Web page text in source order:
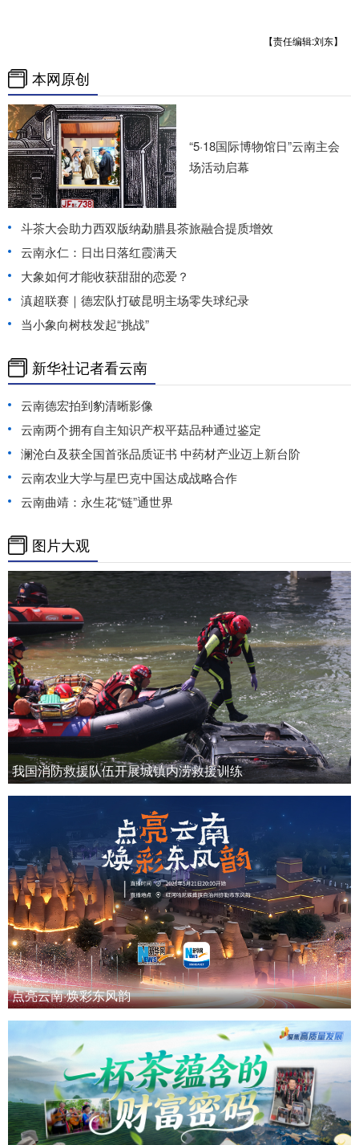
【责任编辑:刘东】
本网原创
“5·18国际博物馆日”云南主会
场活动启幕
斗茶大会助力西双版纳勐腊县茶旅融合提质增效
云南永仁：日出日落红霞满天
大象如何才能收获甜甜的恋爱？
滇超联赛｜德宏队打破昆明主场零失球纪录
当小象向树枝发起“挑战”
新华社记者看云南
云南德宏拍到豹清晰影像
云南两个拥有自主知识产权平菇品种通过鉴定
澜沧白及获全国首张品质证书 中药材产业迈上新台阶
云南农业大学与星巴克中国达成战略合作
云南曲靖：永生花“链”通世界
图片大观
我国消防救援队伍开展城镇内涝救援训练
点亮云南·焕彩东风韵